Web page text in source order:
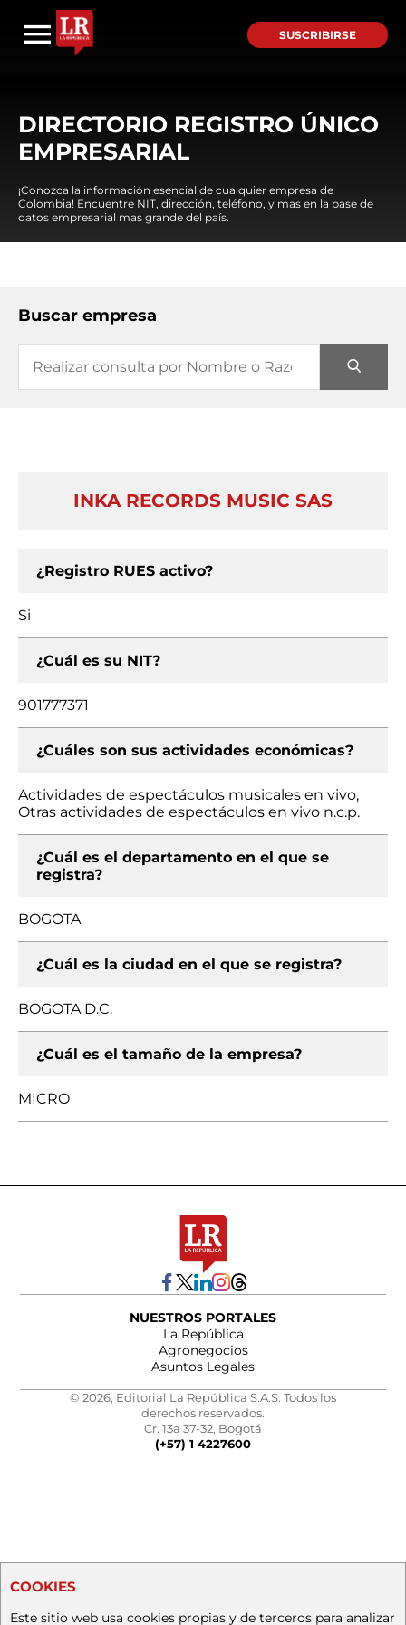
SUSCRIBIRSE
DIRECTORIO REGISTRO ÚNICO
EMPRESARIAL
¡Conozca la información esencial de cualquier empresa de
Colombia! Encuentre NIT, dirección, teléfono, y mas en la base de
datos empresarial mas grande del país.
Buscar empresa
INKA RECORDS MUSIC SAS
¿Registro RUES activo?
Si
¿Cuál es su NIT?
901777371
¿Cuáles son sus actividades económicas?
Actividades de espectáculos musicales en vivo,
Otras actividades de espectáculos en vivo n.c.p.
¿Cuál es el departamento en el que se
registra?
BOGOTA
¿Cuál es la ciudad en el que se registra?
BOGOTA D.C.
¿Cuál es el tamaño de la empresa?
MICRO
NUESTROS PORTALES
La República
Agronegocios
Asuntos Legales
© 2026, Editorial La República S.A.S. Todos los
derechos reservados.
Cr. 13a 37-32, Bogotá
(+57) 1 4227600
COOKIES
Este sitio web usa cookies propias y de terceros para analizar